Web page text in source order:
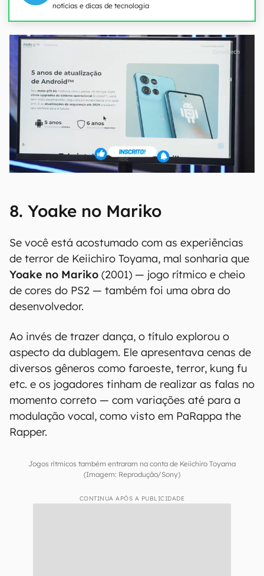
notícias e dicas de tecnologia
8. Yoake no Mariko
Se você está acostumado com as experiências
de terror de Keiichiro Toyama, mal sonharia que
Yoake no Mariko (2001) — jogo rítmico e cheio
de cores do PS2 — também foi uma obra do
desenvolvedor.
Ao invés de trazer dança, o título explorou o
aspecto da dublagem. Ele apresentava cenas de
diversos gêneros como faroeste, terror, kung fu
etc. e os jogadores tinham de realizar as falas no
momento correto — com variações até para a
modulação vocal, como visto em PaRappa the
Rapper.
Jogos rítmicos também entraram na conta de Keiichiro Toyama
(Imagem: Reprodução/Sony)
CONTINUA APÓS A PUBLICIDADE